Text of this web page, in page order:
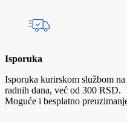
Isporuka
Isporuka kurirskom službom
radnih dana, već od 300 RSD.
Moguće i besplatno